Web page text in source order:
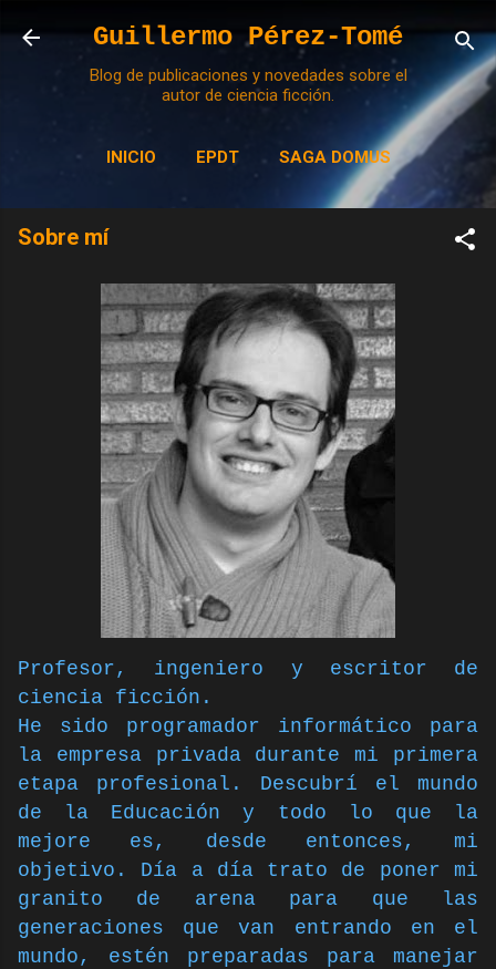
Ir al contenido principal
Guillermo Pérez-Tomé
Blog de publicaciones y novedades sobre el
autor de ciencia ficción.
INICIO EPDT SAGA DOMUS
MÁS… SOBRE MÍ
Sobre mí
Profesor, ingeniero y escritor de
ciencia ficción.
He sido programador informático para
la empresa privada durante mi primera
etapa profesional. Descubrí el mundo
de la Educación y todo lo que la
mejore es, desde entonces, mi
objetivo. Día a día trato de poner mi
granito de arena para que las
generaciones quevan entrando en el
mundo, estén preparadas para manejar